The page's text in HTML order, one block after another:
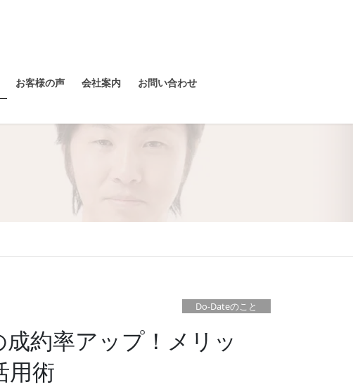
お客様の声 会社案内 お問い合わせ
Do-Dateのこと
約率アップ！メリッ
用術